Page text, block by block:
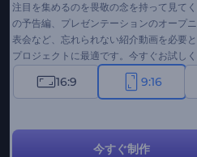
注目を集めるのを畏敬の念を持って見て
の予告編、プレゼンテーションのオープ
表会など、忘れられない紹介動画を必要
プロジェクトに最適です。今すぐお試しく
16:9 9:16
今すぐ制作